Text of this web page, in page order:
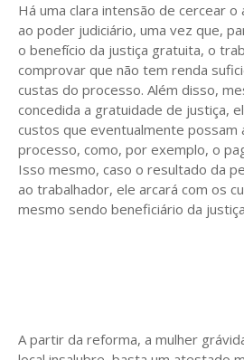
Há uma clara intensão de cercear
ao poder judiciário, uma vez que,
o benefício da justiça gratuita, o
comprovar que não tem renda
custas do processo. Além disso,
concedida a gratuidade de justiça,
custos que eventualmente possam
processo, como, por exemplo, o
Isso mesmo, caso o resultado da
ao trabalhador, ele arcará com os
mesmo sendo beneficiário da
A partir da reforma, a mulher